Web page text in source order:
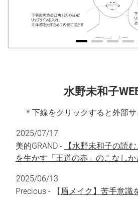
水野未和子
＊下線をクリックすると外部
2025/07/17
美的GRAND -
【水野未和子の読
を生かす「王道の赤」のこなしか
2025/06/13
Precious - 【眉メイク】苦手意識